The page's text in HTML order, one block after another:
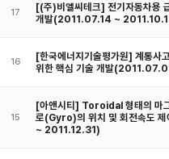
17
[(주)비엘씨테크] 전기자동차용
개발(2011.07.14 ~
16
[한국에너지기술평가원] 계통사
위한 핵심 기술 개발
15
[아앤시티] Toroidal 형태의 마
로(Gyro)의 위치 및 회전속도
~ 2011.12.31)